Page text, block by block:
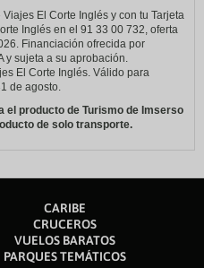
El Corte Inglés y con tu Tarjeta
Inglés en el 91 33 00 732, oferta
Financiación ofrecida por
y sujeta a su aprobación.
El Corte Inglés. Válido para
de agosto.
el producto de Turismo de Imserso
de solo transporte.
CARIBE
CRUCEROS
VUELOS BARATOS
PARQUES TEMÁTICOS